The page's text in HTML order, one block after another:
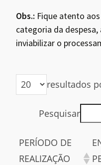
Obs.: Fique atento
categoria da
inviabilizar o
resultados
Pesquisar
PERÍODO DE
REALIZAÇÃO